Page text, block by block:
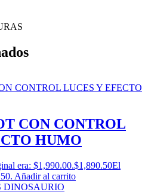
CON CONTROL
HUMO
era: $1,990.00.$1,890.50El
Añadir al carrito